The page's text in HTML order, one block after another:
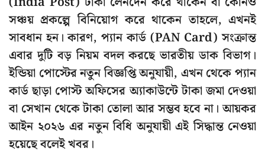
সঞ্চয় প্রকল্পে বিনিয়োগ করে থাকেন তাহলে, এখনই
সাবধান হন। কারণ, প্যান কার্ড (PAN Card) সংক্রান্ত
এবার দুটি বড় নিয়ম বদল করছে ভারতীয় ডাক বিভাগ।
ইন্ডিয়া পোস্টের নতুন বিজ্ঞপ্তি অনুযায়ী, এখন থেকে প্যান
কার্ড ছাড়া পোস্ট অফিসের অ্যাকাউন্টে টাকা জমা দেওয়া
বা সেখান থেকে টাকা তোলা আর সম্ভব হবে না। আয়কর
আইন ২০২৬ এর নতুন বিধি অনুযায়ী এই সিদ্ধান্ত নেওয়া
হয়েছে বলেই খবর।